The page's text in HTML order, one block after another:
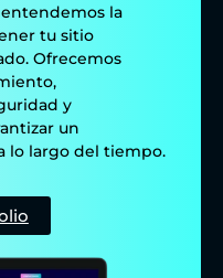
la
tu sitio
Ofrecemos
y
un
lo largo del tiempo.